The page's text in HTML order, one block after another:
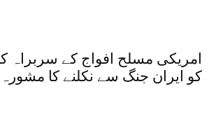
امریکی مسلح افواج کے سربراہ
کو ایران جنگ سے نکلنے کا مشورہ